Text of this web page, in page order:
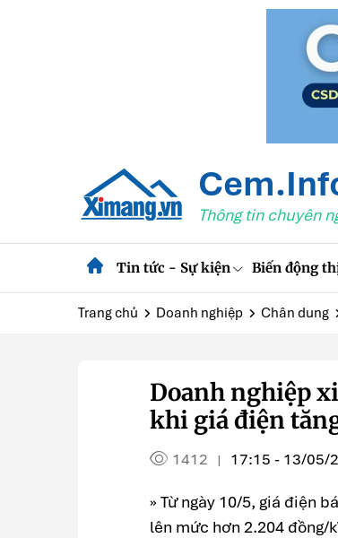
Thông tin chuyên
Tin tức - Sự kiện Biến động
Trang chủ Doanh nghiệp Chân dung
Doanh nghiệp
khi giá điện
1412 | 17:15 - 13/05/
» Từ ngày 10/5, giá điện
lên mức hơn 2.204 đồng/